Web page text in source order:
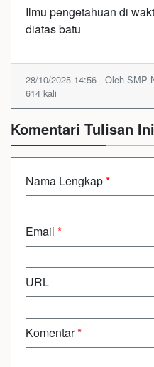
Ilmu pengetahuan di
diatas batu
28/10/2025 14:56 - Oleh SMP
614 kali
Komentari Tulisan Ini
Nama Lengkap*
Email *
URL
Komentar*